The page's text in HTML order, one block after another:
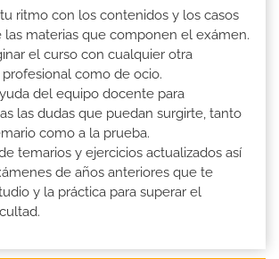
ritmo con los contenidos y los casos
las materias que componen el exámen.
el curso con cualquier otra
como de ocio.
del equipo docente para
las dudas que puedan surgirte, tanto
como a la prueba.
temarios y ejercicios actualizados así
de años anteriores que te
y la práctica para superar el